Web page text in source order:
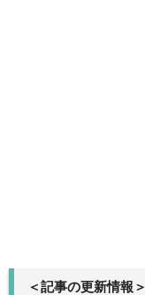
＜記事の更新情報＞